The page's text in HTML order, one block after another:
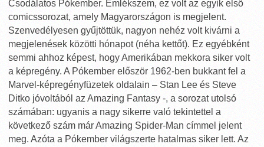
Csodálatos Pókember. Emlékszem, ez volt az egyik első
comicssorozat, amely Magyarországon is megjelent.
Szenvedélyesen gyűjtöttük, nagyon nehéz volt kivárni a
megjelenések közötti hónapot (néha kettőt). Ez egyébként
semmi ahhoz képest, hogy Amerikában mekkora siker volt
a képregény. A Pókember először 1962-ben bukkant fel a
Marvel-képregényfüzetek oldalain – Stan Lee és Steve
Ditko jóvoltából az Amazing Fantasy -, a sorozat utolsó
számában: ugyanis a nagy sikerre való tekintettel a
következő szám már Amazing Spider-Man címmel jelent
meg. Azóta a Pókember világszerte hatalmas siker lett. Az